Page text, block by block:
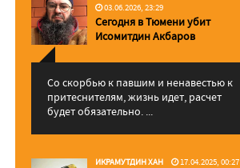
03.06.2026, 23:29
Сегодня в Тюмени убит
Исомитдин Акбаров
Со скорбью к павшим и ненавестью к
притеснителям, жизнь идет, расчет
будет обязательно. ...
ИКРАМУТДИН ХАН 17.04.2025, 00:27